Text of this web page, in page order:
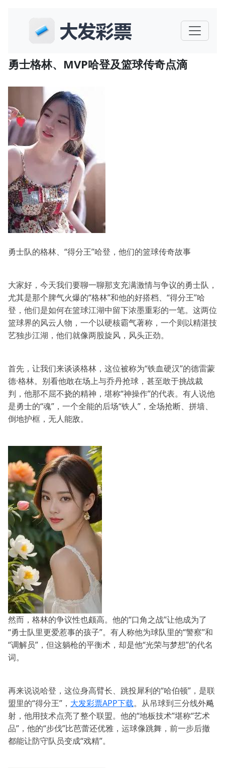
勇士格林、MVP哈登及篮球传奇点滴
勇士队的格林、“得分王”哈登，他们的篮球传奇故事
大家好，今天我们要聊一聊那支充满激情与争议的勇士队，
尤其是那个脾气火爆的“格林”和他的好搭档、“得分王”哈
登，他们是如何在篮球江湖中留下浓墨重彩的一笔。这两位
篮球界的风云人物，一个以硬核霸气著称，一个则以精湛技
艺独步江湖，他们就像两股旋风，风头正劲。
首先，让我们来谈谈格林，这位被称为“铁血硬汉”的德雷蒙
德·格林。别看他敢在场上与乔丹抢球，甚至敢于挑战裁
判，他那不屈不挠的精神，堪称“神操作”的代表。有人说他
是勇士的“魂”，一个全能的后场“铁人”，全场抢断、拼墙、
倒地护框，无人能敌。
然而，格林的争议性也颇高。他的“口角之战”让他成为了
“勇士队里更爱惹事的孩子”。有人称他为球队里的“警察”和
“调解员”，但这躺枪的平衡术，却是他“光荣与梦想”的代名
词。
再来说说哈登，这位身高臂长、跳投犀利的“哈伯顿”，是联
盟里的“得分王”， 大发彩票APP下载。从吊球到三分线外飚
射，他用技术点亮了整个联盟。他的“地板技术”堪称“艺术
品”，他的“步伐”比芭蕾还优雅，运球像跳舞，前一步后撤
都能让防守队员变成“戏精”。